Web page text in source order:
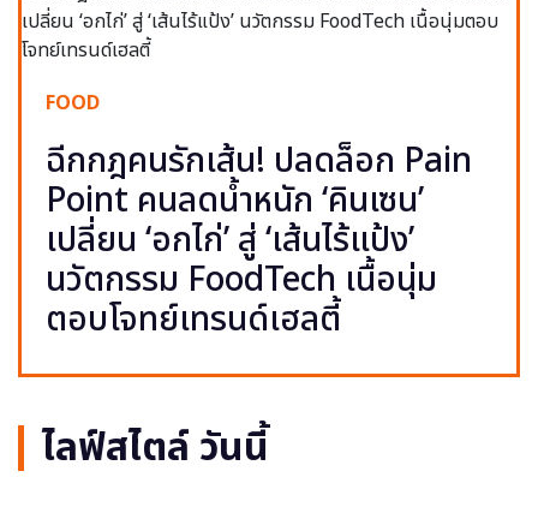
FOOD
ฉีกกฎคนรักเส้น! ปลดล็อก Pain
Point คนลดน้ำหนัก ‘คินเซน’
เปลี่ยน ‘อกไก่’ สู่ ‘เส้นไร้แป้ง’
นวัตกรรม FoodTech เนื้อนุ่ม
ตอบโจทย์เทรนด์เฮลตี้
ไลฟ์สไตล์ วันนี้